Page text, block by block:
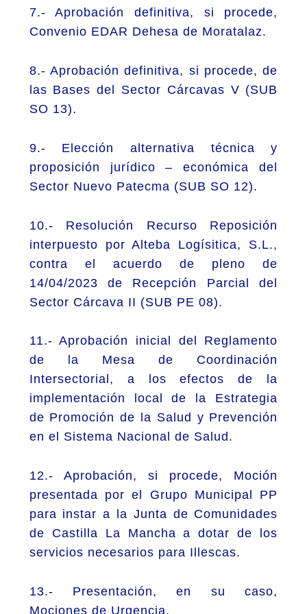
7.- Aprobación definitiva, si procede,
Convenio EDAR Dehesa de Moratalaz.
8.- Aprobación definitiva, si procede, de
las Bases del Sector Cárcavas V (SUB
SO 13).
9.- Elección alternativa técnica y
proposición jurídico – económica del
Sector Nuevo Patecma (SUB SO 12).
10.- Resolución Recurso Reposición
interpuesto por Alteba Logísitica, S.L.,
contra el acuerdo de pleno de
14/04/2023 de Recepción Parcial del
Sector Cárcava II (SUB PE 08).
11.- Aprobación inicial del Reglamento
de la Mesa de Coordinación
Intersectorial, a los efectos de la
implementación local de la Estrategia
de Promoción de la Salud y Prevención
en el Sistema Nacional de Salud.
12.- Aprobación, si procede, Moción
presentada por el Grupo Municipal PP
para instar a la Junta de Comunidades
de Castilla La Mancha a dotar de los
servicios necesarios para Illescas.
13.- Presentación, en su caso,
Mociones de Urgencia.